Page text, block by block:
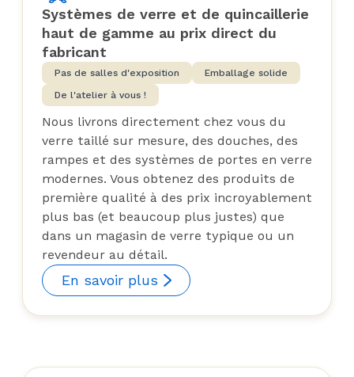
Systèmes de verre et de quincaillerie
haut de gamme au prix direct du
fabricant
Pas de salles d'exposition
Emballage solide
De l'atelier à vous !
Nous livrons directement chez vous du
verre taillé sur mesure, des douches, des
rampes et des systèmes de portes en verre
modernes. Vous obtenez des produits de
première qualité à des prix incroyablement
plus bas (et beaucoup plus justes) que
dans un magasin de verre typique ou un
revendeur au détail.
En savoir plus